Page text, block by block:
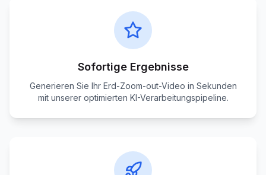
Sofortige Ergebnisse
Generieren Sie Ihr Erd-Zoom-out-Video in Sekunden
mit unserer optimierten KI-Verarbeitungspipeline.